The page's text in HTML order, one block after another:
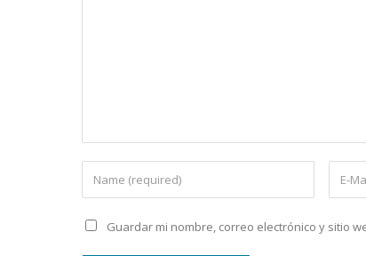
Guardar mi nombre, correo electrónico y sitio